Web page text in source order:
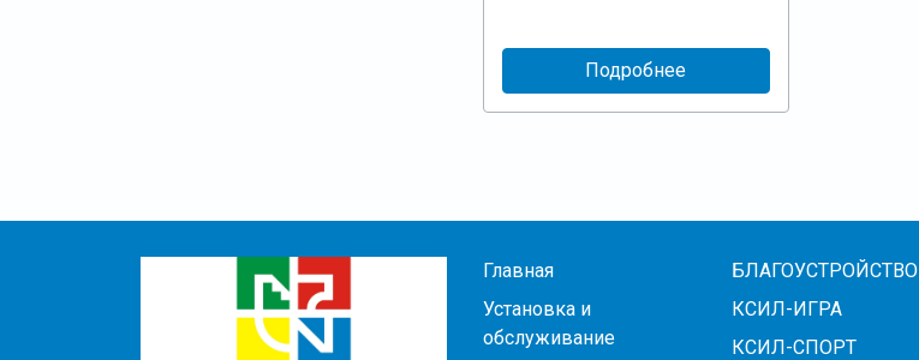
Подробнее
Главная
Установка и
обслуживание
БЛАГОУСТРОЙСТВО
КСИЛ-ИГРА
КСИЛ-СПОРТ